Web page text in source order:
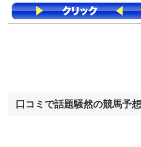
口コミで話題騒然の競馬予